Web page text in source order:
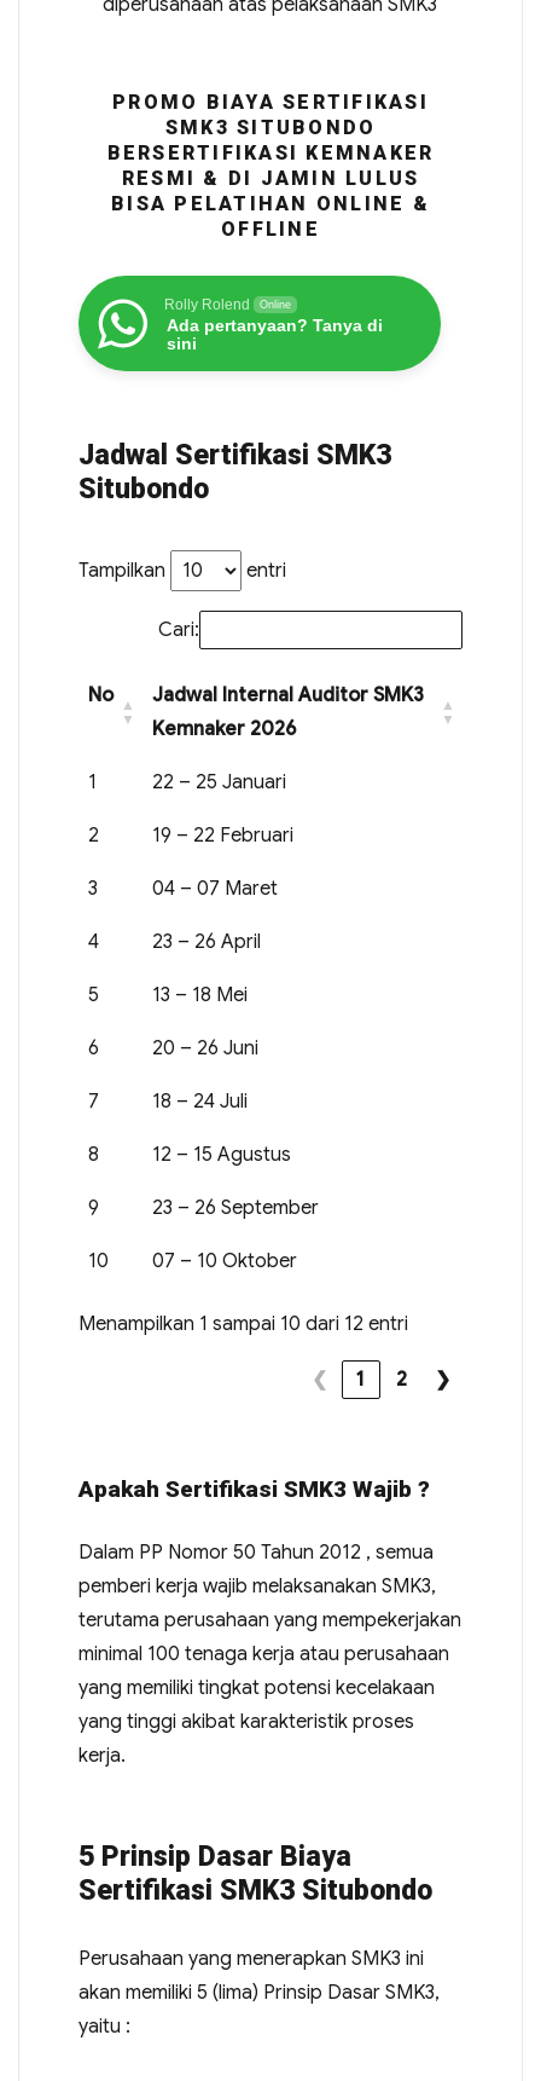
diperusahaan atas pelaksanaan SMK3
PROMO BIAYA SERTIFIKASI
SMK3 SITUBONDO
BERSERTIFIKASI KEMNAKER
RESMI & DI JAMIN LULUS
BISA PELATIHAN ONLINE &
OFFLINE
Rolly Rolend Online
Ada pertanyaan? Tanya di
sini
Jadwal Sertifikasi SMK3
Situbondo
Tampilkan entri
Cari:
No
Jadwal Internal Auditor SMK3
Kemnaker 2026
1 22 – 25 Januari
2 19 – 22 Februari
3 04 – 07 Maret
4 23 – 26 April
5 13 – 18 Mei
6 20 – 26 Juni
7 18 – 24 Juli
8 12 – 15 Agustus
9 23 – 26 September
10 07 – 10 Oktober
Menampilkan 1 sampai 10 dari 12 entri
❮ 1 2 ❯
Apakah Sertifikasi SMK3 Wajib ?
Dalam PP Nomor 50 Tahun 2012 , semua
pemberi kerja wajib melaksanakan SMK3,
terutama perusahaan yang mempekerjakan
minimal 100 tenaga kerja atau perusahaan
yang memiliki tingkat potensi kecelakaan
yang tinggi akibat karakteristik proses
kerja.
5 Prinsip Dasar Biaya
Sertifikasi SMK3 Situbondo
Perusahaan yang menerapkan SMK3 ini
akan memiliki 5 (lima) Prinsip Dasar SMK3,
yaitu :